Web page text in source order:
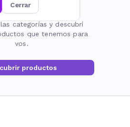
cerrar
no existe
categorías y descubrí
que tenemos para
vos.
productos